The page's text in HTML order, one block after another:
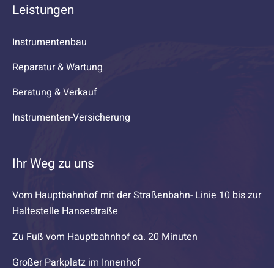
Leistungen
Instrumentenbau
Reparatur & Wartung
Beratung & Verkauf
Instrumenten-Versicherung
Ihr Weg zu uns
Vom Hauptbahnhof mit der Straßenbahn- Linie 10 bis zur
Haltestelle Hansestraße
Zu Fuß vom Hauptbahnhof ca. 20 Minuten
Großer Parkplatz im Innenhof